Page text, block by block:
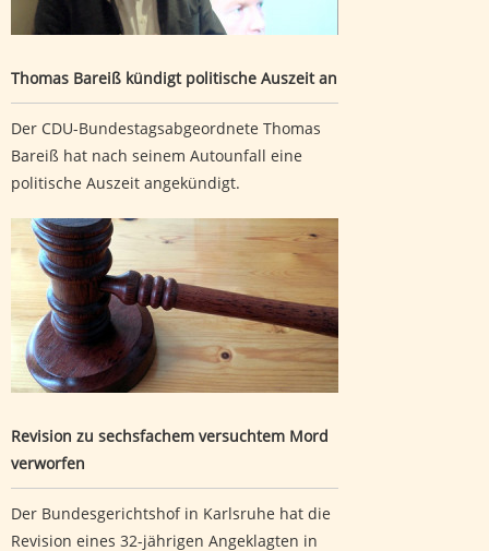
Thomas Bareiß kündigt politische Auszeit an
Der CDU-Bundestagsabgeordnete Thomas
Bareiß hat nach seinem Autounfall eine
politische Auszeit angekündigt.
Revision zu sechsfachem versuchtem Mord verworfen
Revision zu sechsfachem versuchtem Mord
verworfen
Der Bundesgerichtshof in Karlsruhe hat die
Revision eines 32-jährigen Angeklagten in